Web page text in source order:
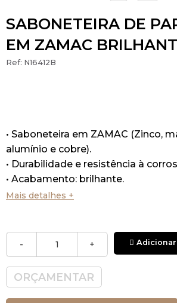
SABONETEIRA DE
EM ZAMAC
Ref: N16412B
• Saboneteira em ZAMAC (Zinco,
alumínio e cobre).
• Durabilidade e resistência à
• Acabamento: brilhante.
• Medidas: 54X125X95 mm.
Mais detalhes +
- +
ORÇAMENTAR